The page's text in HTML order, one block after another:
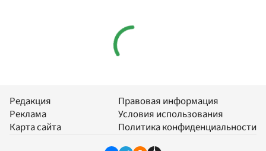
Редакция
Реклама
Карта сайта
Правовая информация
Условия использования
Политика конфиденциальности